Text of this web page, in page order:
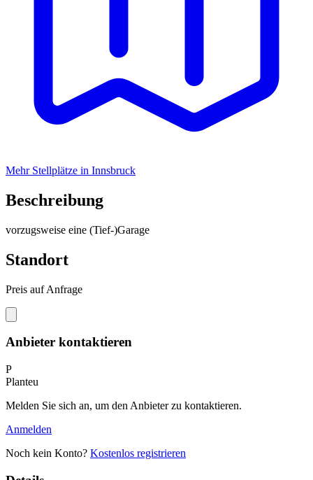
Mehr Stellplätze in Innsbruck
Beschreibung
vorzugsweise eine (Tief-)Garage
Standort
Preis auf Anfrage
Anbieter kontaktieren
P
Planteu
Melden Sie sich an, um den Anbieter zu kontaktieren.
Anmelden
Noch kein Konto? Kostenlos registrieren